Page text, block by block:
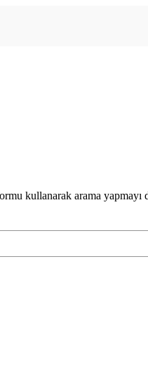
kullanarak arama yapmayı